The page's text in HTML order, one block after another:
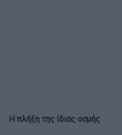
Η πλήξη της ίδιας οσμής